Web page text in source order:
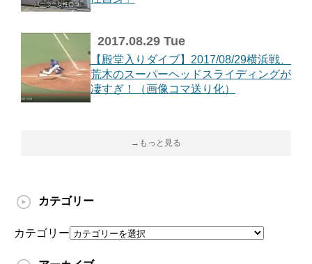
2017.08.29 Tue
【殿堂入りダイブ】2017/08/29横浜戦、
荒木のスーパーヘッドスライディングが
凄すぎ！（画像コマ送り化）
→もっと見る
カテゴリー
カテゴリー